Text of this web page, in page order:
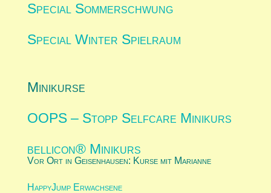
Special Sommerschwung
Special Winter Spielraum
Minikurse
OOPS – Stopp Selfcare Minikurs
bellicon® Minikurs
Vor Ort in Geisenhausen: Kurse mit Marianne
HappyJump Erwachsene